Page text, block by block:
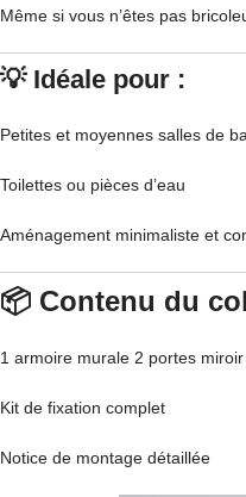
Même si vous n’êtes pas
💡 Idéale pour :
Petites et moyennes salles de
Toilettes ou pièces d’eau
Aménagement minimaliste et
📦 Contenu du
1 armoire murale 2 portes miroir
Kit de fixation complet
Notice de montage détaillée